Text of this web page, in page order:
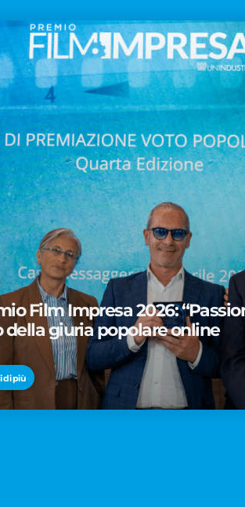
Film Impresa 2026:
della giuria popolare online
di più